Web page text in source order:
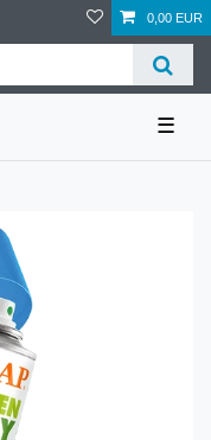
0,00 EUR
☰